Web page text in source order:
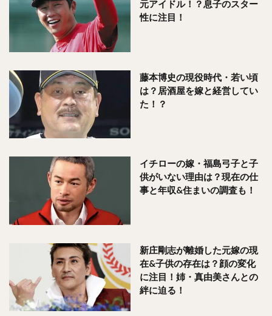
元アイドル！？息子のスター
性に注目！
藤本博史の現役時代・若い頃
は？居酒屋を嫁と経営してい
た！？
イチローの嫁・福島弓子と子
供がいない理由は？現在の仕
事と年収&住まいの調査も！
新庄剛志が離婚した元嫁の現
在&子供の存在は？顔の変化
に注目！姉・真由美さんとの
絆に迫る！